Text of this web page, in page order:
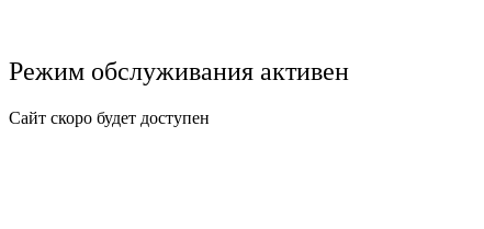
Режим обслуживания активен
Сайт скоро будет доступен